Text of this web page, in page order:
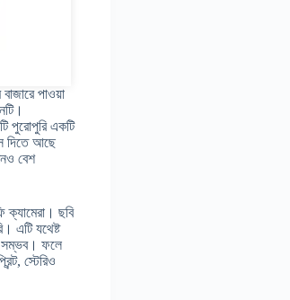
পাওয়া
পুরোপুরি একটি
দিতে আছে
বেশ
ক্যামেরা। ছবি
এটি যথেষ্ট
সম্ভব। ফলে
স্টেরিও